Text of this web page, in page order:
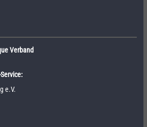
Verband
e.V.